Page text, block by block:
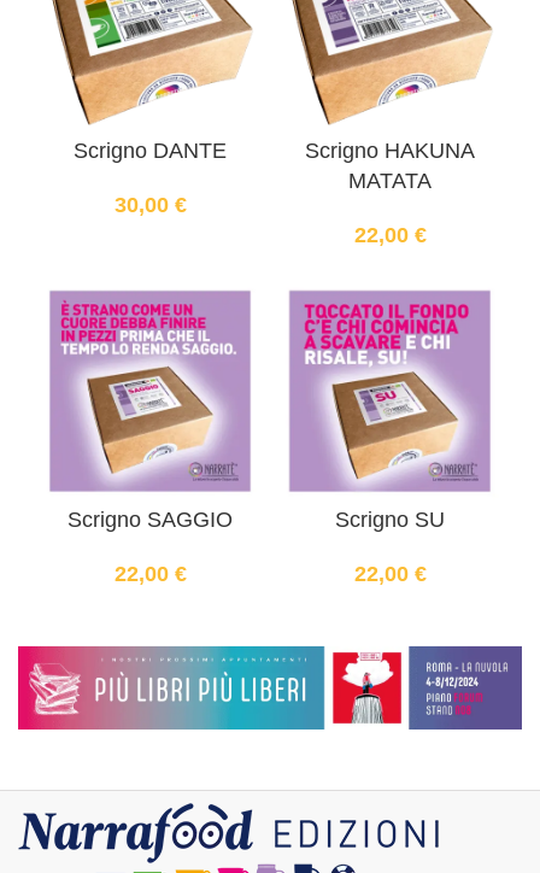
Scrigno DANTE
30,00 €
Scrigno HAKUNA
MATATA
22,00 €
Scrigno SAGGIO
22,00 €
Scrigno SU
22,00 €